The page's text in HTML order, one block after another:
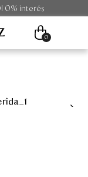
0% interés
0